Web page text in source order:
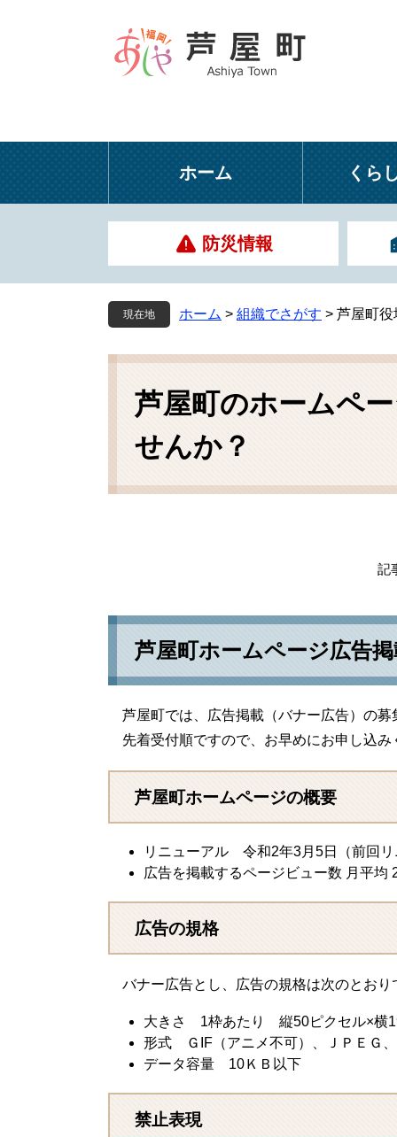
本
ホーム くら
防災情報
現在地 ホーム > 組織でさがす > 芦屋町役
本
芦屋町のホームペ
せんか？
記
芦屋町ホームページ広告
芦屋町では、広告掲載（バナー広告）の募
先着受付順ですので、お早めにお申し込み
芦屋町ホームページの概要
リニューアル 令和2年3月5日（前回
広告を掲載するページビュー数 月平
広告の規格
バナー広告とし、広告の規格は次のとおり
大きさ 1枠あたり 縦50ピクセル×横
形式 ＧIF（アニメ不可）、ＪＰＥＧ
データ容量 10ＫＢ以下
禁止表現